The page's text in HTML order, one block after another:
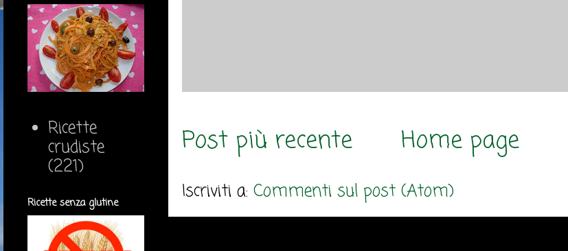
Post più recente Home page
Iscriviti a: Commenti sul post (Atom)
Ricette
crudiste
(221)
Ricette senza glutine